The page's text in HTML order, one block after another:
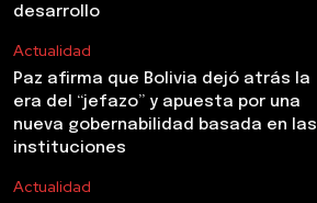
desarrollo
Actualidad
Paz afirma que Bolivia dejó atrás la
era del “jefazo” y apuesta por una
nueva gobernabilidad basada en las
instituciones
Actualidad